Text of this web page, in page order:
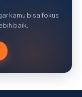
kamu bisa fokus
baik.